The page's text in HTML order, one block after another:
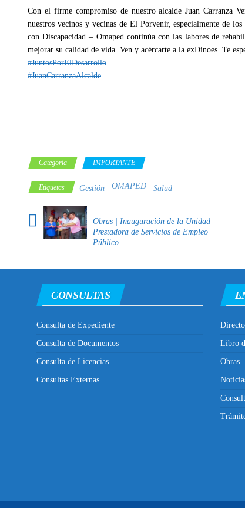
Con el firme compromiso de nuestro alcalde Juan Carranza
nuestros vecinos y vecinas de El Porvenir, especialmente de
con Discapacidad – Omaped continúa con las labores de
mejorar su calidad de vida. Ven y acércarte a la exDinoes. Te
#JuntosPorElDesarrollo
#JuanCarranzaAlcalde
Categoría IMPORTANTE
Etiquetas Gestión OMAPED Salud
Obras | Inauguración de la Unidad
Prestadora de Servicios de Empleo
Público
CONSULTAS
Consulta de Expediente
Consulta de Documentos
Consulta de Licencias
Consultas Externas
Libro
Obras